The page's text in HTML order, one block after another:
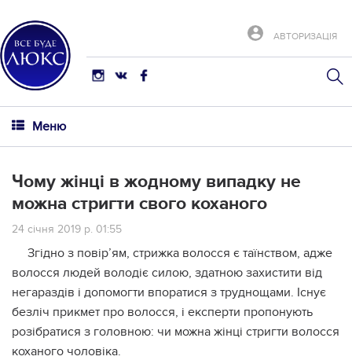
АВТОРИЗАЦІЯ
Меню
Чому жінці в жодному випадку не
можна стригти свого коханого
24 січня 2019 р. 01:55
Згідно з повір’ям, стрижка волосся є таїнством, адже
волосся людей володіє силою, здатною захистити від
негараздів і допомогти впоратися з труднощами. Існує
безліч прикмет про волосся, і експерти пропонують
розібратися з головною: чи можна жінці стригти волосся
коханого чоловіка.